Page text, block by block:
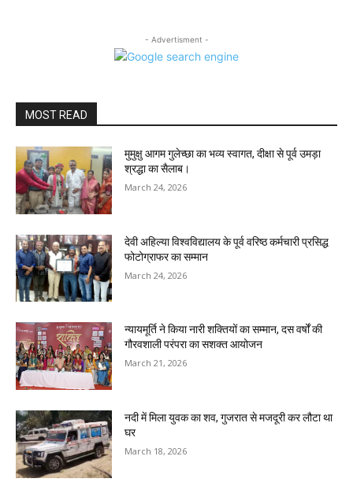
- Advertisment -
MOST READ
मुमुक्षु आगम गुलेच्छा का भव्य स्वागत, दीक्षा से पूर्व उमड़ा
श्रद्धा का सैलाब।
March 24, 2026
देवी अहिल्या विश्वविद्यालय के पूर्व वरिष्ठ कर्मचारी प्रसिद्ध
फोटोग्राफर का सम्मान
March 24, 2026
न्यायमूर्ति ने किया नारी शक्तियों का सम्मान, दस वर्षों की
गौरवशाली परंपरा का सशक्त आयोजन
March 21, 2026
नदी में मिला युवक का शव, गुजरात से मजदूरी कर लौटा था
घर
March 18, 2026